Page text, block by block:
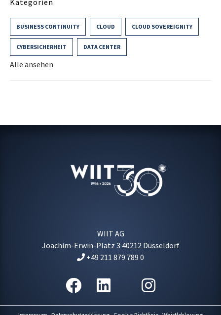
Kategorien
BUSINESS CONTINUITY CLOUD CLOUD SOVEREIGNITY
CYBERSICHERHEIT DATA CENTER
Alle ansehen
WIIT AG
Joachim-Erwin-Platz 3 40212 Düsseldorf
+49 211 879 789 0